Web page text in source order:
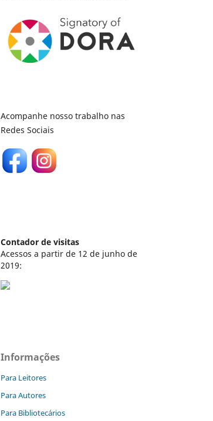
Acompanhe nosso trabalho nas
Redes Sociais
Contador de visitas
Acessos a partir de 12 de junho de
2019:
Informações
Para Leitores
Para Autores
Para Bibliotecários